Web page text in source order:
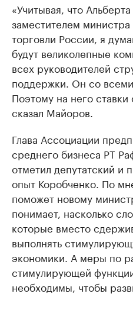
«Учитывая, что
заместителем
торговли России, я
будут великолепные
всех руководителей
поддержки. Он со
Поэтому на него
сказал Майоров.
Глава Ассоциации
среднего бизнеса РТ
отметил депутатский и
опыт Коробченко. По
поможет новому
понимает, насколько
которые вместо
выполнять
экономики. А меры по
стимулирующей
необходимы, чтобы